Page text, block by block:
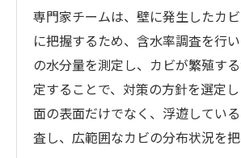
専門家チームは、壁に発生したカ
に把握するため、含水率調査を行
の水分量を測定し、カビが繁殖す
定することで、対策の方針を選定
面の表面だけでなく、浮遊してい
査し、広範囲なカビの分布状況を把